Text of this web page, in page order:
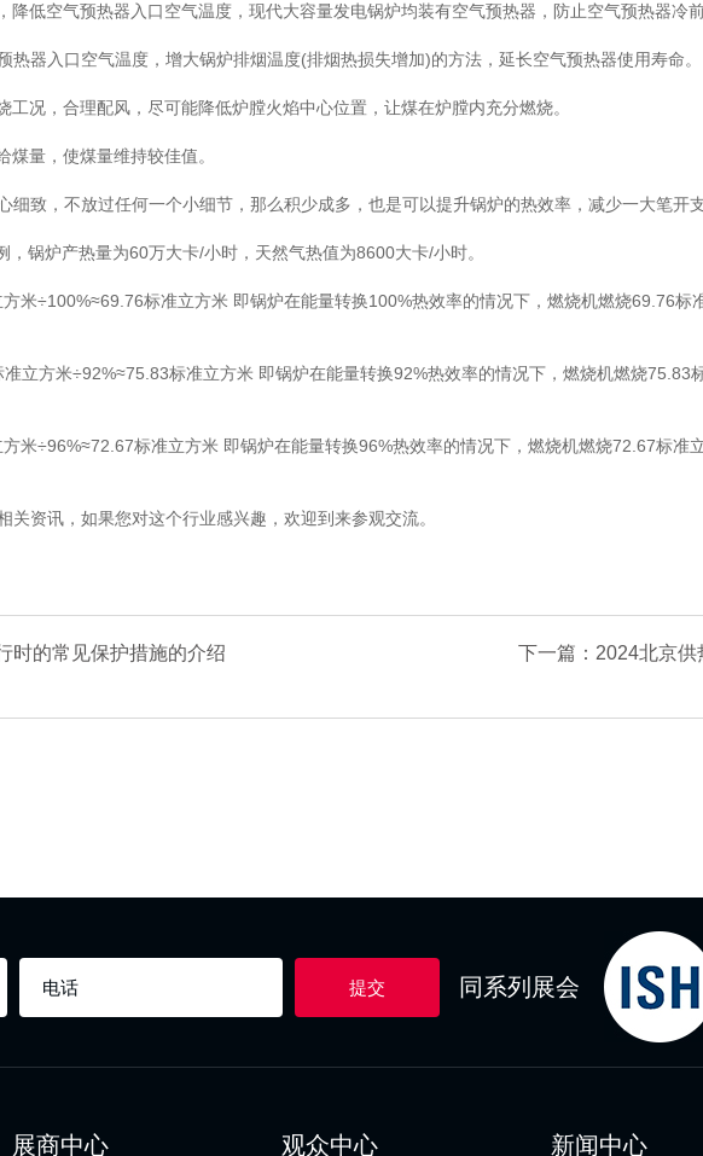
空气预热器入口空气温度，现代大容量发电锅炉均装有空气预热器，防止空气预热器冷前
器入口空气温度，增大锅炉排烟温度(排烟热损失增加)的方法，延长空气预热器使用寿命。
，合理配风，尽可能降低炉膛火焰中心位置，让煤在炉膛内充分燃烧。
量，使煤量维持较佳值。
致，不放过任何一个小细节，那么积少成多，也是可以提升锅炉的热效率，减少一大笔开支
炉产热量为60万大卡/小时，天然气热值为8600大卡/小时。
÷100%≈69.76标准立方米 即锅炉在能量转换100%热效率的情况下，燃烧机燃烧69.76标
方米÷92%≈75.83标准立方米 即锅炉在能量转换92%热效率的情况下，燃烧机燃烧75.83
÷96%≈72.67标准立方米 即锅炉在能量转换96%热效率的情况下，燃烧机燃烧72.67标准
关资讯，如果您对这个行业感兴趣，欢迎到来参观交流。
时的常见保护措施的介绍
下一篇：2024北京
提交 同系列展会
展商中心 观众中心 新闻中心